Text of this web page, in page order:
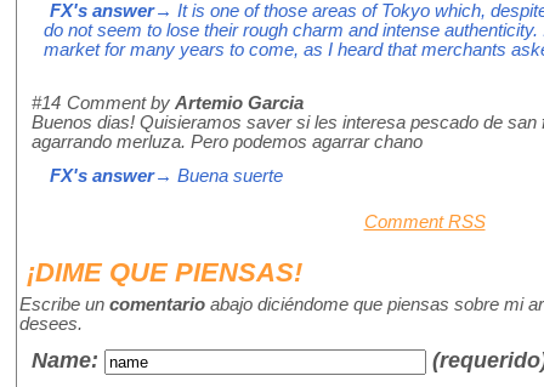
FX's answer→ It is one of those areas of Tokyo which,
do not seem to lose their rough charm and intense
market for many years to come, as I heard that merchants
#14 Comment by Artemio Garcia
Buenos dias! Quisieramos saver si les interesa pescado de
agarrando merluza. Pero podemos agarrar chano
FX's answer→ Buena suerte
Comment RSS
¡DIME QUE PIENSAS!
Escribe un comentario abajo diciéndome que piensas sobre mi
desees.
Name: